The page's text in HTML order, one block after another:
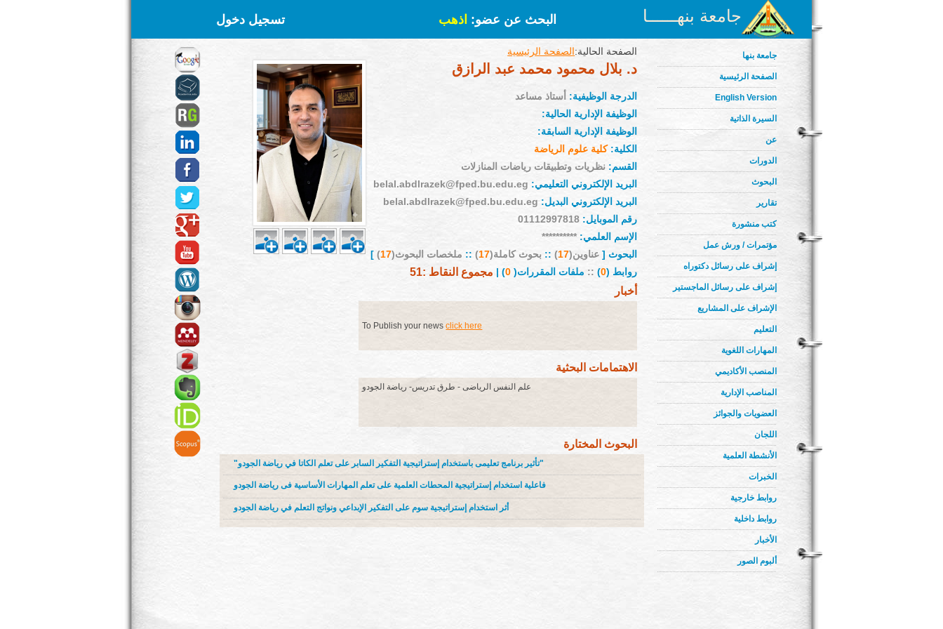
جامعة بنهــــــا البحث عن عضو: اذهب تسجيل دخول
جامعة بنها
الصفحة الرئيسية
English Version
السيرة الذاتية
عن
الدورات
البحوث
تقارير
كتب منشورة
مؤتمرات / ورش عمل
إشراف على رسائل دكتوراه
إشراف على رسائل الماجستير
الإشراف على المشاريع
التعليم
المهارات اللغوية
المنصب الأكاديمي
المناصب الإدارية
العضويات والجوائز
اللجان
الأنشطة العلمية
الخبرات
روابط خارجية
روابط داخلية
الأخبار
ألبوم الصور
الصفحة الحالية:الصفحة الرئيسية
د. بلال محمود محمد عبد الرازق
الدرجة الوظيفية:
أستاذ مساعد
الوظيفة الإدارية الحالية:
الوظيفة الإدارية السابقة:
الكلية:كلية علوم الرياضة
القسم: نظريات وتطبيقات رياضات المنازلات
البريد الإلكتروني التعليمي: belal.abdlrazek@fped.bu.edu.eg
البريد الإلكتروني البديل: belal.abdlrazek@fped.bu.edu.eg
رقم الموبايل: 01112997818
الإسم العلمي: **********
البحوث [ عناوين(17
)
:: بحوث كاملة(17
)
:: ملخصات البحوث(17
)
]
روابط (0
)
:: ملفات المقررات(0
) | مجموع النقاط :51
أخبار
To Publish your newsclick here
الاهتمامات البحثية
علم النفس الرياضى - طرق تدريس- رياضة الجودو
البحوث المختارة
"تأثير برنامج تعليمى باستخدام إستراتيجية التفكير السابر على تعلم الكاتا في رياضة الجودو"
فاعلية استخدام إستراتيجية المحطات العلمية على تعلم المهارات الأساسية فى رياضة الجودو
أثر استخدام إستراتيجية سوم على التفكير الإبداعي ونواتج التعلم في رياضة الجودو